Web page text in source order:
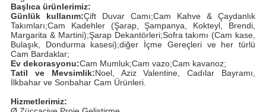
Başlıca ürünlerimiz:
Günlük kullanım:Çift Duvar Camı;Cam Kahve & Çaydanlık
Takımları;Cam Kadehler (Şarap, Şampanya, Kokteyl, Brendi,
Margarita & Martini);Şarap Dekantörleri;Sofra takımı (Cam kase,
Bulaşık, Dondurma kasesi);diğer İçme Gereçleri ve her türlü
Cam Bardaklar;
Ev dekorasyonu:Cam Mumluk;Cam vazo;Cam kavanoz;
Tatil ve Mevsimlik:Noel, Aziz Valentine, Cadılar Bayramı,
İlkbahar ve Sonbahar Cam Ürünleri.
Hizmetlerimiz: